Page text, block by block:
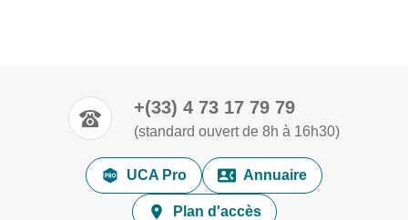
+(33) 4 73 17 79 79
(standard ouvert de 8h à 16h30)
UCA Pro Annuaire
Plan d'accès